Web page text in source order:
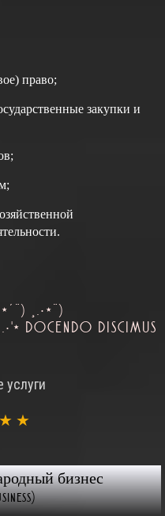
право;
закупки и
¸.•*¨)
DOCENDO DISCIMUS
услуги
★
★
бизнес